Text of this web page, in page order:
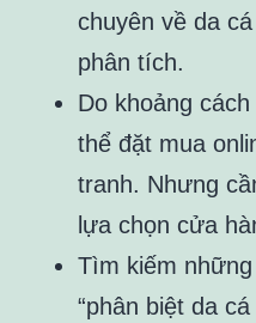
chuyên về da
phân tích.
Do khoảng
thể đặt mua
tranh. Nhưng
lựa chọn cửa
Tìm kiếm
“phân biệt da